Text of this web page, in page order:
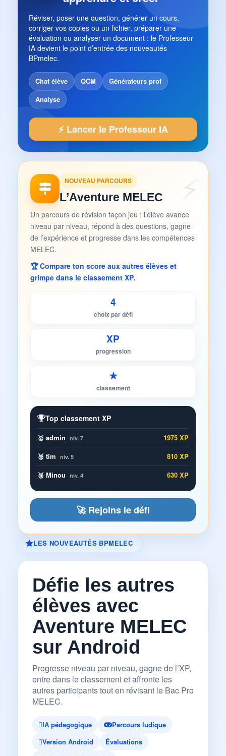
Réviser, poser une question, générer un cours,
corriger vos copies ou un fichier, préparer une
évaluation ou analyser un document : le Professeur
IA devient le point d’entrée des nouveautés
BPmelec.
Chat élève QCM
Générateurs prof
Analyse
⚡ Lancer le Professeur IA
NOUVEAU PARCOURS
L’Aventure MELEC
Un parcours de révision façon jeu : l’élève avance
niveau par niveau, répond à des questions, gagne
de l’expérience et progresse dans les compétences
MELEC.
🏆 Compare ton score aux autres élèves et
grimpe dans le classement XP.
4
choix par défi
XP
progression
★
classement
Top classement XP
🥇 admin niv. 7
1975 XP
🥈 tim niv. 5
810 XP
🥉 Minou niv. 4 630 XP
🚀 Rejoins le défi
LES NOUVEAUTÉS BPMELEC
Défie les autres
élèves avec
Aventure MELEC
sur Android
Progresse niveau par niveau, gagne de l’XP,
entre dans le classement et affronte les
autres participants tout en révisant le Bac Pro
MELEC.
IA pédagogique
Parcours ludique
Version Android
Évaluations